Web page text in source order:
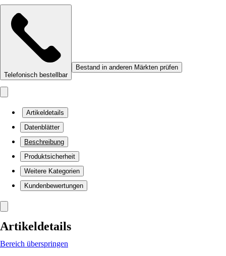
Telefonisch bestellbar
Bestand in anderen Märkten prüfen
Artikeldetails
Datenblätter
Beschreibung
Produktsicherheit
Weitere Kategorien
Kundenbewertungen
Artikeldetails
Bereich überspringen